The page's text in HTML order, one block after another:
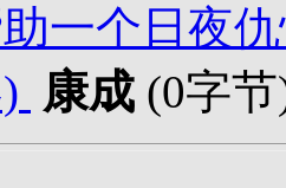
一个日夜
康成 (0字